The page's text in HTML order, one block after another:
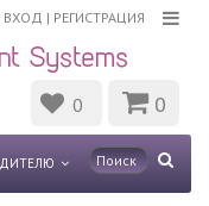
ВХОД | РЕГИСТРАЦИЯ
0 0